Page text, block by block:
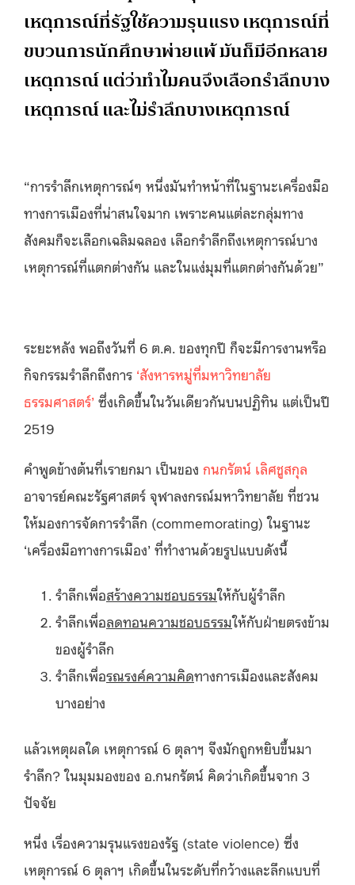
เหตุการณ์ที่รัฐใช้ความรุนแรง เหตุการณ์ที่
ขบวนการนักศึกษาพ่ายแพ้ มันก็มีอีกหลาย
เหตุการณ์ แต่ว่าทำไมคนจึงเลือกรำลึกบาง
เหตุการณ์ และไม่รำลึกบางเหตุการณ์
“การรำลึกเหตุการณ์ๆ หนึ่งมันทำหน้าที่ในฐานะเครื่องมือ
ทางการเมืองที่น่าสนใจมาก เพราะคนแต่ละกลุ่มทาง
สังคมก็จะเลือกเฉลิมฉลอง เลือกรำลึกถึงเหตุการณ์บาง
เหตุการณ์ที่แตกต่างกัน และในแง่มุมที่แตกต่างกันด้วย”
ระยะหลัง พอถึงวันที่ 6 ต.ค. ของทุกปี ก็จะมีการงานหรือ
กิจกรรมรำลึกถึงการ ‘สังหารหมู่ที่มหาวิทยาลัย
ธรรมศาสตร์’ ซึ่งเกิดขึ้นในวันเดียวกันบนปฏิทิน แต่เป็นปี
2519
คำพูดข้างต้นที่เรายกมา เป็นของ กนกรัตน์ เลิศชูสกุล
อาจารย์คณะรัฐศาสตร์ จุฬาลงกรณ์มหาวิทยาลัย ที่ชวน
ให้มองการจัดการรำลึก (commemorating) ในฐานะ
‘เครื่องมือทางการเมือง’ ที่ทำงานด้วยรูปแบบดังนี้
รำลึกเพื่อสร้างความชอบธรรมให้กับผู้รำลึก
รำลึกเพื่อลดทอนความชอบธรรมให้กับฝ่ายตรงข้าม
ของผู้รำลึก
รำลึกเพื่อรณรงค์ความคิดทางการเมืองและสังคม
บางอย่าง
แล้วเหตุผลใด เหตุการณ์ 6 ตุลาฯ จึงมักถูกหยิบขึ้นมา
รำลึก? ในมุมมองของ อ.กนกรัตน์ คิดว่าเกิดขึ้นจาก 3
ปัจจัย
หนึ่ง เรื่องความรุนแรงของรัฐ (state violence) ซึ่ง
เหตุการณ์ 6 ตุลาฯ เกิดขึ้นในระดับที่กว้างและลึกแบบที่